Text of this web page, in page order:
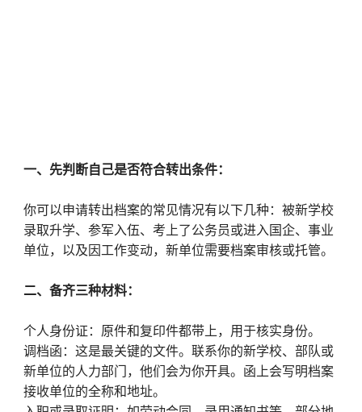
一、先判断自己是否符合转出条件：
你可以申请转出档案的常见情况有以下几种：被新学校
录取升学、参军入伍、考上了公务员或进入国企、事业
单位，以及因工作变动，新单位需要档案审核或托管。
二、备齐三种材料：
个人身份证：原件和复印件都带上，用于核实身份。
调档函：这是最关键的文件。联系你的新学校、部队或
新单位的人力部门，他们会为你开具。函上会写明档案
接收单位的全称和地址。